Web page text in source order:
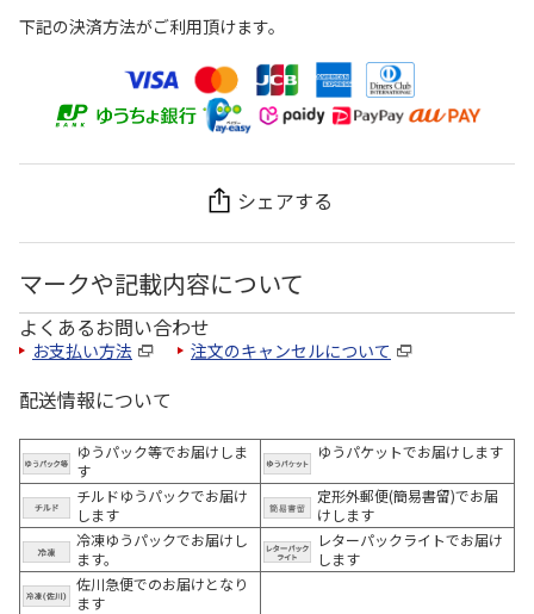
下記の決済方法がご利用頂けます。
シェアする
マークや記載内容について
よくあるお問い合わせ
お支払い方法 注文のキャンセルについて
配送情報について
ゆうパック等でお届けしま
す
ゆうパケットでお届けします
チルドゆうパックでお届け
します
定形外郵便(簡易書留)でお届
けします
冷凍ゆうパックでお届けし
ます。
レターパックライトでお届け
します
佐川急便でのお届けとなり
ます